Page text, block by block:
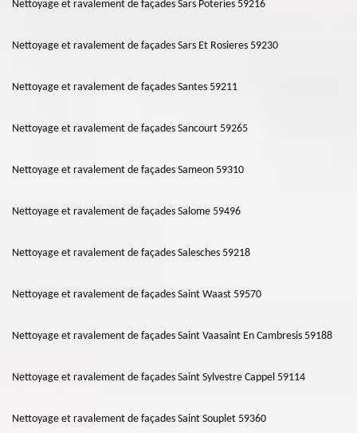
Nettoyage et ravalement de façades Sars Poteries 59216
Nettoyage et ravalement de façades Sars Et Rosieres 59230
Nettoyage et ravalement de façades Santes 59211
Nettoyage et ravalement de façades Sancourt 59265
Nettoyage et ravalement de façades Sameon 59310
Nettoyage et ravalement de façades Salome 59496
Nettoyage et ravalement de façades Salesches 59218
Nettoyage et ravalement de façades Saint Waast 59570
Nettoyage et ravalement de façades Saint Vaasaint En Cambresis 59188
Nettoyage et ravalement de façades Saint Sylvestre Cappel 59114
Nettoyage et ravalement de façades Saint Souplet 59360